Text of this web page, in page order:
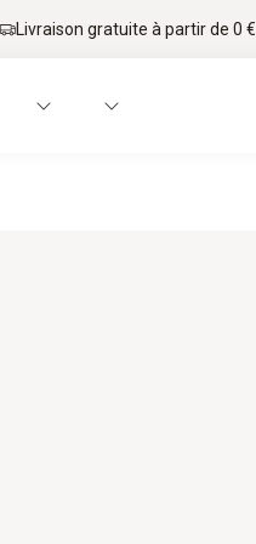
Livraison gratuite à partir de 0 €